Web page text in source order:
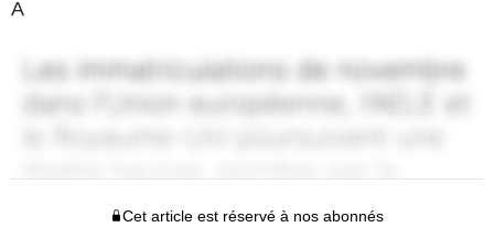
A
Cet article est réservé à nos abonnés